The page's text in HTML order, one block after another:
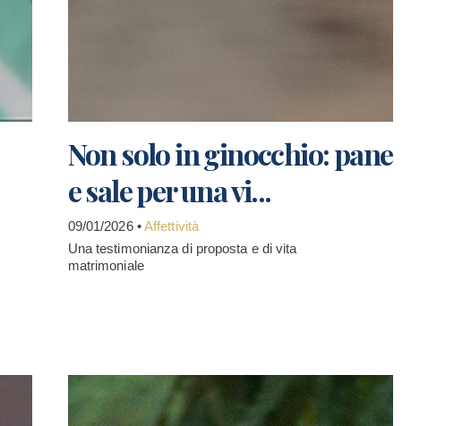
Non solo in ginocchio: pane
e sale per una vi...
09/01/2026 •Affettività
Una testimonianza di proposta e di vita
matrimoniale